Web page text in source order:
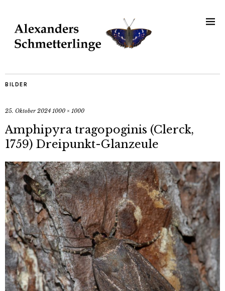
BILDER
25. Oktober 2024 1000 × 1000
Amphipyra tragopoginis (Clerck,
1759) Dreipunkt-Glanzeule